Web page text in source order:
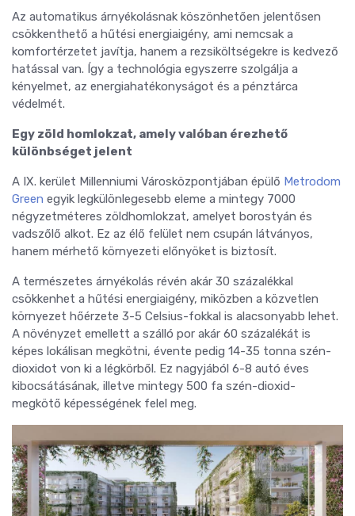
Az automatikus árnyékolásnak köszönhetően jelentősen
csökkenthető a hűtési energiaigény, ami nemcsak a
komfortérzetet javítja, hanem a rezsiköltségekre is kedvező
hatással van. Így a technológia egyszerre szolgálja a
kényelmet, az energiahatékonyságot és a pénztárca
védelmét.
Egy zöld homlokzat, amely valóban érezhető
különbséget jelent
A IX. kerület Millenniumi Városközpontjában épülő Metrodom
Green egyik legkülönlegesebb eleme a mintegy 7000
négyzetméteres zöldhomlokzat, amelyet borostyán és
vadszőlő alkot. Ez az élő felület nem csupán látványos,
hanem mérhető környezeti előnyöket is biztosít.
A természetes árnyékolás révén akár 30 százalékkal
csökkenhet a hűtési energiaigény, miközben a közvetlen
környezet hőérzete 3-5 Celsius-fokkal is alacsonyabb lehet.
A növényzet emellett a szálló por akár 60 százalékát is
képes lokálisan megkötni, évente pedig 14-35 tonna szén-
dioxidot von ki a légkörből. Ez nagyjából 6-8 autó éves
kibocsátásának, illetve mintegy 500 fa szén-dioxid-
megkötő képességének felel meg.